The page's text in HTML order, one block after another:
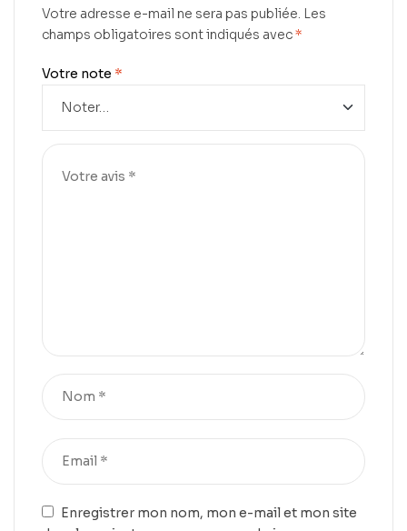
Votre adresse e-mail ne sera pas publiée. Les
champs obligatoires sont indiqués avec*
Votre note *
Enregistrer mon nom, mon e-mail et mon site